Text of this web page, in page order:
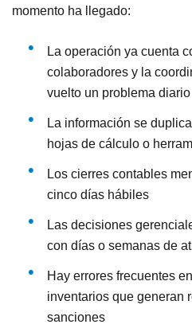
momento ha llegado:
La operación ya cuenta
colaboradores y la
vuelto un problema diario
La información se
hojas de cálculo o
Los cierres contables
cinco días hábiles
Las decisiones
con días o semanas de
Hay errores frecuentes
inventarios que generan
sanciones